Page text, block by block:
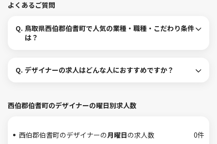
よくあるご質問
Q. 鳥取県西伯郡伯耆町で人気の業種・職種・こだわり条件
は？
Q. デザイナーの求人はどんな人におすすめですか？
西伯郡伯耆町のデザイナーの曜日別求人数
西伯郡伯耆町のデザイナーの月曜日の求人数
0件